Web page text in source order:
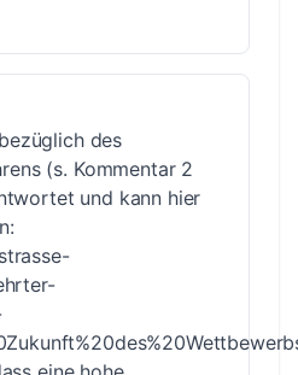
des
(s. Kommentar 2
und kann hier